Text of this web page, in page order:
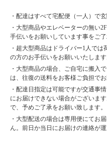
・配達はすべて宅配便（一人）で
・大型商品やエレベーターの無い
手伝いをお願いしています事をご了
・超大型商品はドライバー1人で
の方のお手伝いをお願いいたします
・大型商品の場合、ご自宅に搬入
は、往復の送料をお客様ご負担で
・配達日指定は可能ですが交通事
にお届けできない場合がございま
で、予めご了承をお願い致します。
・大型配送の場合は専用便にてお
ん。前日か当日にお届けの連絡が運